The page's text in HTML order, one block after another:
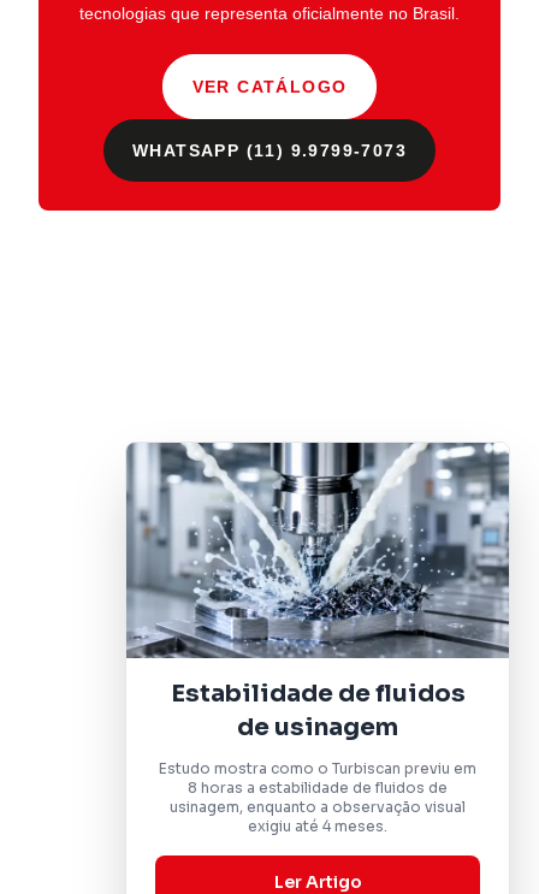
Estabilidade de fluidos
de usinagem
Estudo mostra como o Turbiscan previu em
8 horas a estabilidade de fluidos de
usinagem, enquanto a observação visual
exigiu até 4 meses.
Ler Artigo
tecnologias que representa oficialmente no Brasil.
VER CATÁLOGO
WHATSAPP (11) 9.9799-7073